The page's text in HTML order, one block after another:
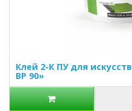
Клей 2-К ПУ для
BP 90»